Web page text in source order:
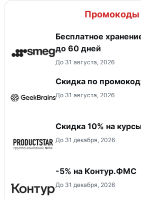
Промокоды
Бесплатное
до 60 дней
До 31 августа, 2026
Скидка по
До 31 августа, 2026
Скидка 10% на
До 31 декабря, 2026
-5% на Контур.ФМС
До 31 декабря, 2026